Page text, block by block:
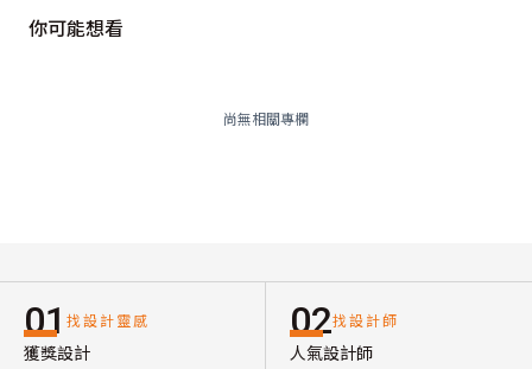
你可能想看
尚無相關專欄
01 找設計靈感
獲獎設計
02找設計師
人氣設計師